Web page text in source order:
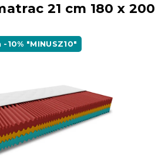
21 cm 180 x 200
"MINUSZ10"